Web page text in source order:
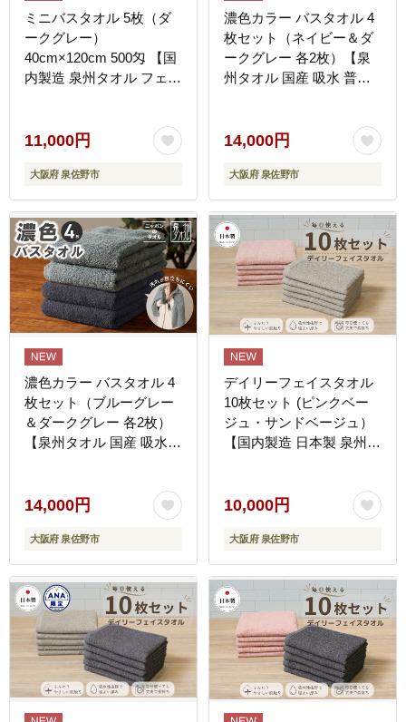
ミニバスタオル 5枚（ダ
ークグレー）
40cm×120cm 500匁 【国
内製造 泉州タオル フェイ
プル 日用品 家族 ファミ
11,000円
大阪府 泉佐野市
濃色カラー バスタオル 4
枚セット（ネイビー＆ダ
ークグレー 各2枚）【泉
州タオル 国産 吸水 普段
14,000円
大阪府 泉佐野市
濃色カラー バスタオル 4
枚セット（ブルーグレー
＆ダークグレー 各2枚）
【泉州タオル 国産 吸水
14,000円
大阪府 泉佐野市
デイリーフェイスタオル
10枚セット (ピンクベー
ジュ・サンドベージュ）
【国内製造 日本製 泉州タ
10,000円
大阪府 泉佐野市